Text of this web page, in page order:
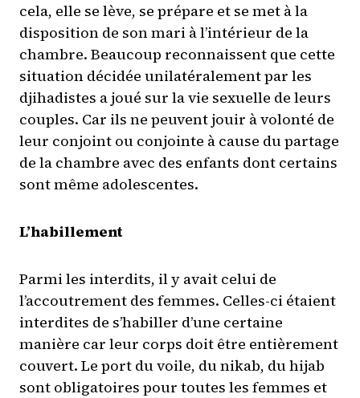
cela, elle se lève, se prépare et se met à la
disposition de son mari à l’intérieur de la
chambre. Beaucoup reconnaissent que cette
situation décidée unilatéralement par les
djihadistes a joué sur la vie sexuelle de leurs
couples. Car ils ne peuvent jouir à volonté de
leur conjoint ou conjointe à cause du partage
de la chambre avec des enfants dont certains
sont même adolescentes.
L’habillement
Parmi les interdits, il y avait celui de
l’accoutrement des femmes. Celles-ci étaient
interdites de s’habiller d’une certaine
manière car leur corps doit être entièrement
couvert. Le port du voile, du nikab, du hijab
sont obligatoires pour toutes les femmes et